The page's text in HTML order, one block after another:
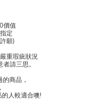
價值
定
願)
重瑕疵狀況
請三思。
商品，
人較適合噢!